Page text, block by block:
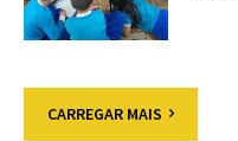
CARREGAR MAIS